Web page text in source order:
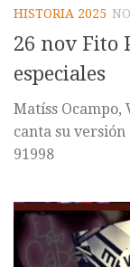
HISTORIA 2025
26 nov Fito
especiales
Matíss Ocampo,
canta su versión
91998